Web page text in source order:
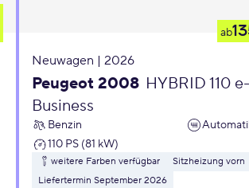
ab
Neuwagen | 2026
Peugeot 2008 HYBRID 110
Business
Benzin
110 PS (81 kW)
weitere Farben verfügbar
Sitzheizung vorn
Liefertermin September 2026